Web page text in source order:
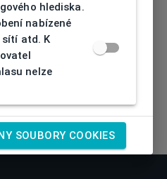
hlediska.
nabízené
sítí atd. K
nelze
SOUBORY COOKIES